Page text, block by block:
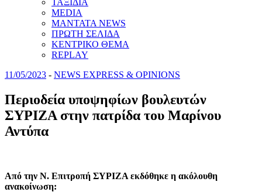
ΤΑΞΙΔΙΑ
MEDIA
MANTATA NEWS
ΠΡΩΤΗ ΣΕΛΙΔΑ
ΚΕΝΤΡΙΚΟ ΘΕΜΑ
REPLAY
11/05/2023 - NEWS EXPRESS & OPINIONS
Περιοδεία υποψηφίων βουλευτών
ΣΥΡΙΖΑ στην πατρίδα του Μαρίνου
Αντύπα
Από την Ν. Επιτροπή ΣΥΡΙΖΑ εκδόθηκε η ακόλουθη
ανακοίνωση: